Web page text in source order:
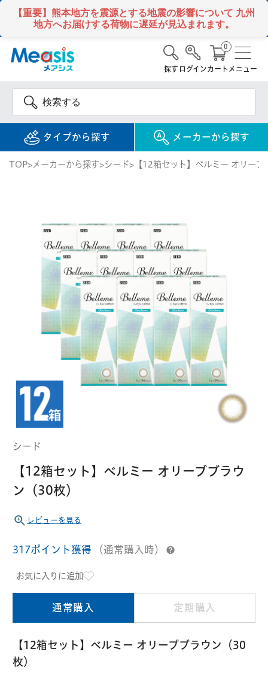
【重要】熊本地方を震源とする地震の影響について 九州
地方へお届けする荷物に遅延が見込まれます。
タイプから探す メーカーから探す
探す ログインカート
0
メニュー
2WEEK / 2週間 使い捨て
1MONTH / 1ヶ月 使い捨て
乱視用コンタクトレンズ
遠近両用 コンタクトレンズ
カラーコンタクトレンズ
ハード コンタクトレンズ
ソフト
ケア用品
メアシス
ジョンソン&ジョンソ
クーパービジョン ボシュロム
日本アルコン シード
アイミー
オフテクス
検 索
INFORMATION
MYコンタクト（らくらく再購入）
はじめての方へ
おトク定期便
Myクーポン
ご利用案内
TOP メーカーから探す シード 【12箱セット】ベルミー オリーブ
シード
【12箱セット】ベルミー オリーブブラウ
ン（30枚）
レビューを見る
317ポイント獲得 （通常購入時）
お気に入りに追加
通常購入 定期購入
【12箱セット】ベルミー オリーブブラウン（30
枚）